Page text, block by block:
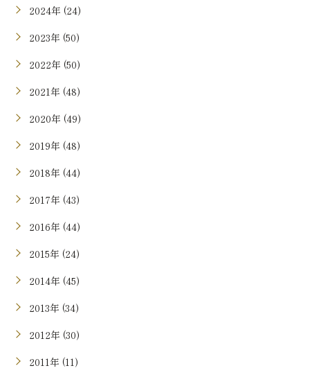
2024年 (24)
2023年 (50)
2022年 (50)
2021年 (48)
2020年 (49)
2019年 (48)
2018年 (44)
2017年 (43)
2016年 (44)
2015年 (24)
2014年 (45)
2013年 (34)
2012年 (30)
2011年 (11)